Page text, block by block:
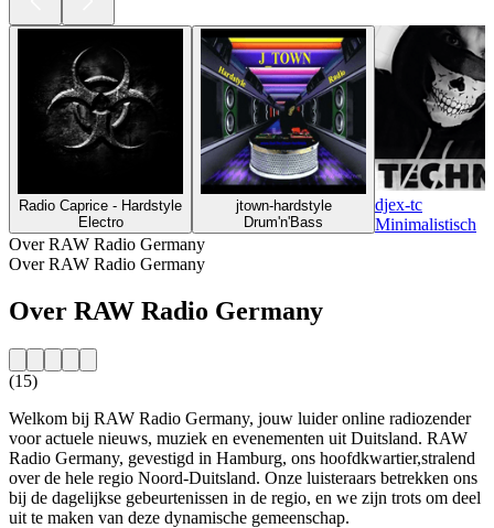
Radio Caprice - Hardstyle
Electro
jtown-hardstyle
Drum'n'Bass
djex-tc
Minimalistisch
Over RAW Radio Germany
Over RAW Radio Germany
Over RAW Radio Germany
(15)
Welkom bij RAW Radio Germany, jouw luider online radiozender
voor actuele nieuws, muziek en evenementen uit Duitsland. RAW
Radio Germany, gevestigd in Hamburg, ons hoofdkwartier,stralend
over de hele regio Noord-Duitsland. Onze luisteraars betrekken ons
bij de dagelijkse gebeurtenissen in de regio, en we zijn trots om deel
uit te maken van deze dynamische gemeenschap.